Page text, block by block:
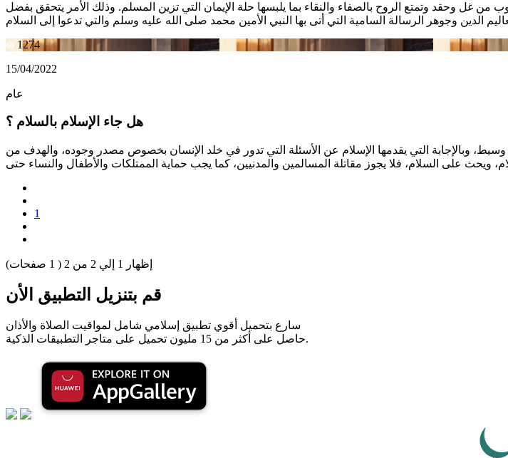
من غل وحقد وتمتع الروح بالصفاء والنقاء بما يلبسها حلة الإيمان التي تزين المسلم. وذلك الأمر يتحقق بفضل
1274
15/04/2022
عام
هل جاء الإسلام بالسلام ؟
وسيط، وبالإجابة التي يقدمها الإسلام عن الأسئلة التي تدور في خلد الإنسان بخصوص مصدر وجوده، والهدف من
1
إظهار 1 إلي 2 من 2
(
1 صفحات)
قم بتنزيل التطبيق الأن
سارع بتحميل أقوي تطبيق إسلامي شامل لمواقيت الصلاة والأذان
حاصل على أكثر من 15 مليون تحميل على متاجر التطبيقات الذكية.